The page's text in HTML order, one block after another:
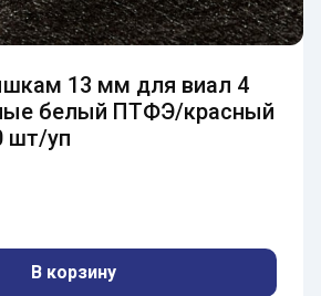
13 мм для виал 4
белый ПТФЭ/красный
шт/уп
В корзину